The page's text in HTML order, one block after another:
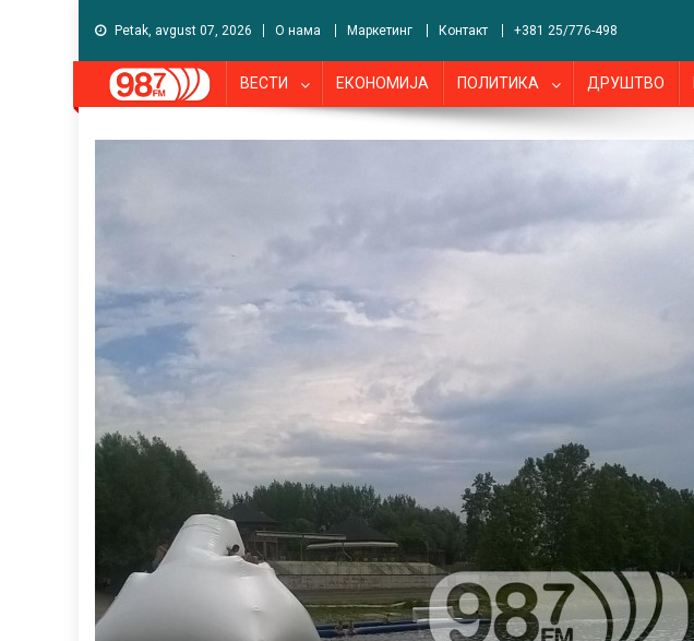
Petak, avgust 07, 2026 О нама Маркетинг Контакт +381 25/776-498
ВЕСТИ ЕКОНОМИЈА ПОЛИТИКА ДРУШТВО